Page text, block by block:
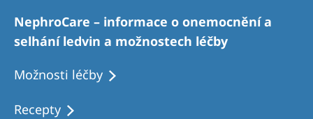
NephroCare – informace o onemocnění a
selhání ledvin a možnostech léčby
Možnosti léčby
Recepty